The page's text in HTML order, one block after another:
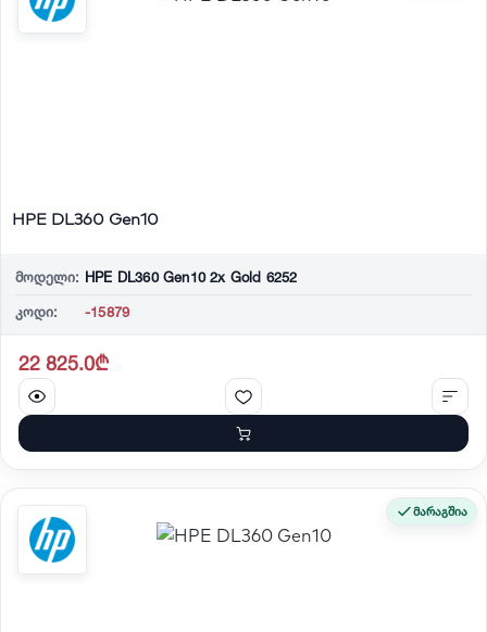
HPE DL360 Gen10
მოდელი: HPE DL360 Gen10 2x Gold 6252
კოდი: -15879
22 825.0₾
მარაგშია